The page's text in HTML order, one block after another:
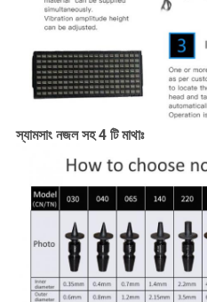
স্যামসাং নজল সহ 4 টি মাথাঃ